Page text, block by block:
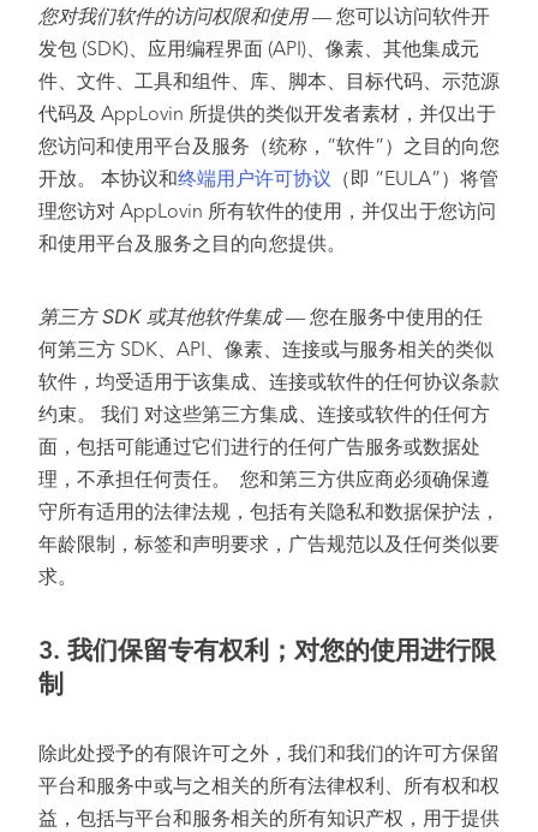
您对我们软件的访问权限和使用— 您可以访问软件开
发包 (SDK)、应用编程界面 (API)、像素、其他集成元
件、文件、工具和组件、库、脚本、目标代码、示范源
代码及 AppLovin 所提供的类似开发者素材，并仅出于
您访问和使用平台及服务（统称，“软件”）之目的向您
开放。 本协议和终端用户许可协议
（即 “EULA”）将管
理您访对 AppLovin 所有软件的使用，并仅出于您访问
和使用平台及服务之目的向您提供。
第三方 SDK 或其他软件集成— 您在服务中使用的任
何第三方 SDK、API、像素、连接或与服务相关的类似
软件，均受适用于该集成、连接或软件的任何协议条款
约束。 我们 对这些第三方集成、连接或软件的任何方
面，包括可能通过它们进行的任何广告服务或数据处
理，不承担任何责任。 您和第三方供应商必须确保遵
守所有适用的法律法规，包括有关隐私和数据保护法，
年龄限制，标签和声明要求，广告规范以及任何类似要
求。
3. 我们保留专有权利；对您的使用进行限
制
除此处授予的有限许可之外，我们和我们的许可方保留
平台和服务中或与之相关的所有法律权利、所有权和权
益，包括与平台和服务相关的所有知识产权，用于提供